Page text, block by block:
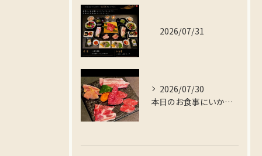
2026/07/31
2026/07/30
本日のお食事にいかがですか？